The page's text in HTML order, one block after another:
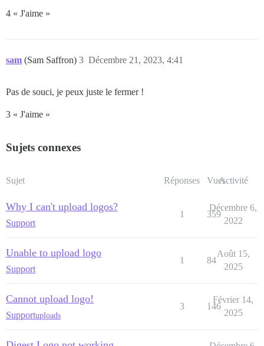
4 « J'aime »
sam (Sam Saffron) Décembre 21, 2023, 4:41
3
Pas de souci, je peux juste le fermer !
3 « J'aime »
Sujets connexes
Sujet Réponses VuesActivité
Why I can't upload logos?
Support
1 359
Décembre 6,
2022
Unable to upload logo
Support
1 84
Août 15,
2025
Cannot upload logo!
Supportuploads
3 146
Février 14,
2025